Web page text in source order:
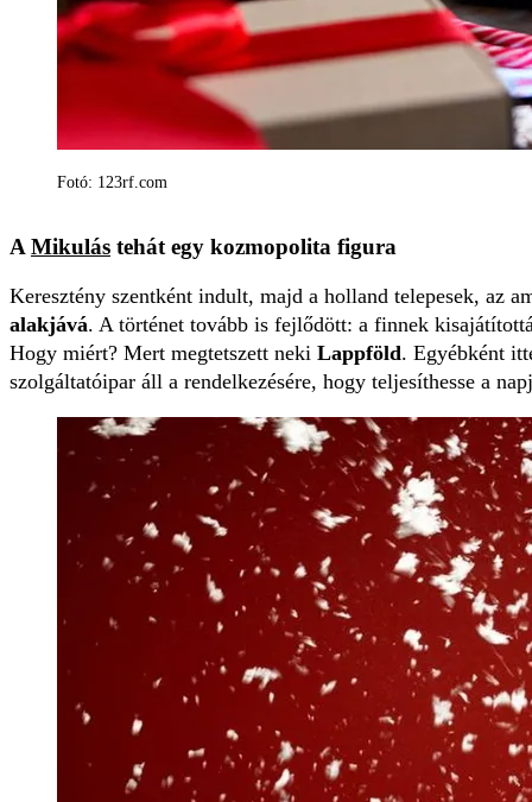
Fotó: 123rf.com
A Mikulás tehát egy kozmopolita figura
Keresztény szentként indult, majd a holland telepesek, az
alakjává. A történet tovább is fejlődött: a finnek
Hogy miért? Mert megtetszett neki Lappföld. Egyébként
szolgáltatóipar áll a rendelkezésére, hogy teljesíthesse a